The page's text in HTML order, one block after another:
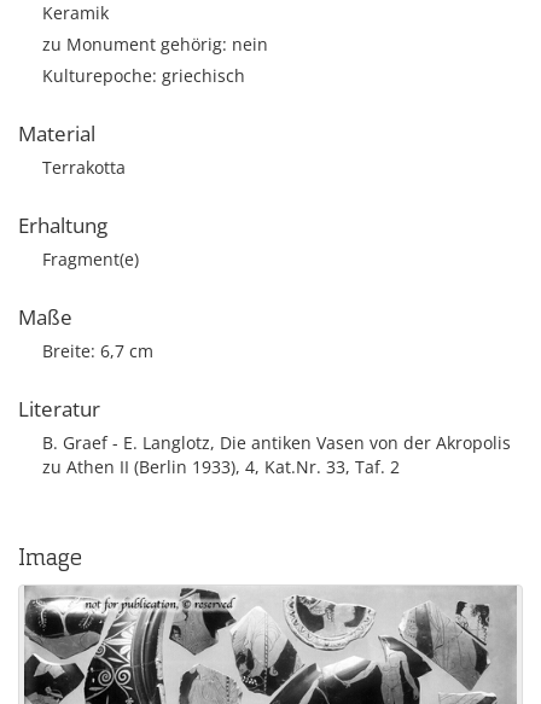
Keramik
zu Monument gehörig: nein
Kulturepoche: griechisch
Material
Terrakotta
Erhaltung
Fragment(e)
Maße
Breite: 6,7 cm
Literatur
B. Graef - E. Langlotz, Die antiken Vasen von der Akropolis
zu Athen II (Berlin 1933), 4, Kat.Nr. 33, Taf. 2
Image